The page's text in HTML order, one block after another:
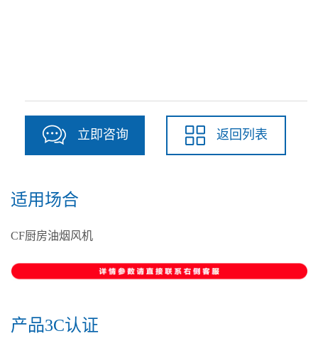
立即咨询 返回列表
适用场合
CF厨房油烟风机
产品3C认证